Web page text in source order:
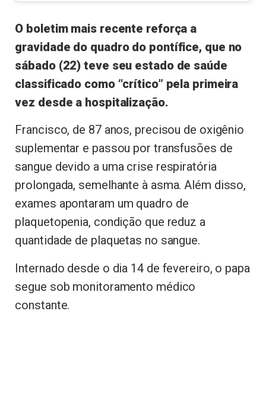
O boletim mais recente reforça a
gravidade do quadro do pontífice, que no
sábado (22) teve seu estado de saúde
classificado como “crítico” pela primeira
vez desde a hospitalização.
Francisco, de 87 anos, precisou de oxigênio
suplementar e passou por transfusões de
sangue devido a uma crise respiratória
prolongada, semelhante à asma. Além disso,
exames apontaram um quadro de
plaquetopenia, condição que reduz a
quantidade de plaquetas no sangue.
Internado desde o dia 14 de fevereiro, o papa
segue sob monitoramento médico
constante.